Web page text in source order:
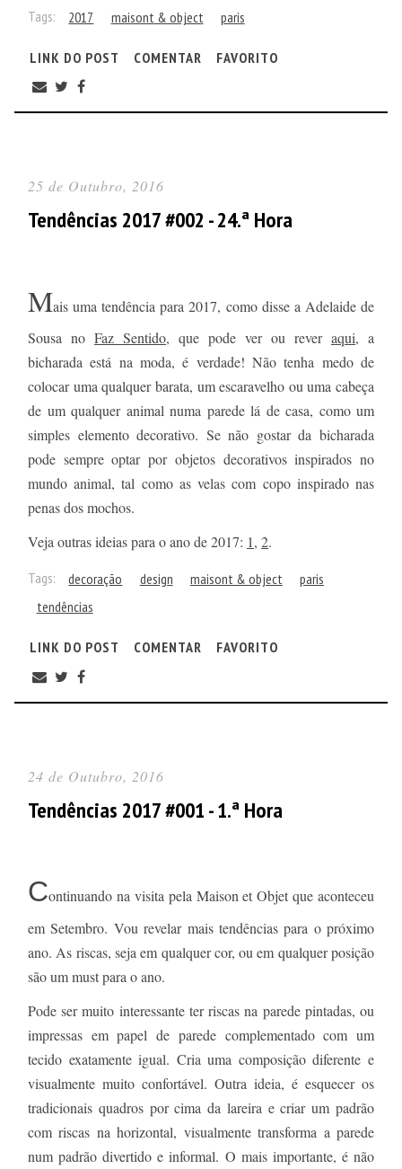
Tags: 2017 maisont & object paris
LINK DO POST COMENTAR FAVORITO
25 de Outubro, 2016
Tendências 2017 #002 - 24.ª Hora
Mais uma tendência para 2017, como disse a Adelaide de
Sousa no Faz Sentido, que pode ver ou rever aqui, a
bicharada está na moda, é verdade! Não tenha medo de
colocar uma qualquer barata, um escaravelho ou uma cabeça
de um qualquer animal numa parede lá de casa, como um
simples elemento decorativo. Se não gostar da bicharada
pode sempre optar por objetos decorativos inspirados no
mundo animal, tal como as velas com copo inspirado nas
penas dos mochos.
Veja outras ideias para o ano de 2017: 1, 2.
Tags: decoração design maisont & object
paris
tendências
LINK DO POST COMENTAR FAVORITO
24 de Outubro, 2016
Tendências 2017 #001 - 1.ª Hora
Continuando na visita pela Maison et Objet que aconteceu
em Setembro. Vou revelar mais tendências para o próximo
ano. As riscas, seja em qualquer cor, ou em qualquer posição
são um must para o ano.
Pode ser muito interessante ter riscas na parede pintadas, ou
impressas em papel de parede complementado com um
tecido exatamente igual. Cria uma composição diferente e
visualmente muito confortável. Outra ideia, é esquecer os
tradicionais quadros por cima da lareira e criar um padrão
com riscas na horizontal, visualmente transforma a parede
num padrão divertido e informal. O mais importante, é não